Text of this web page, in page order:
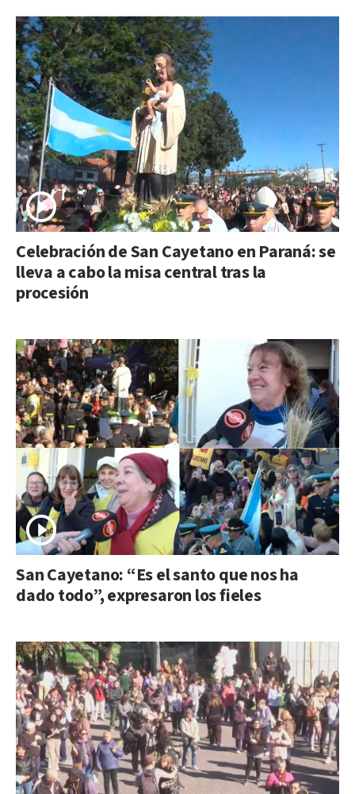
Celebración de San Cayetano en Paraná: se
lleva a cabo la misa central tras la
procesión
San Cayetano: “Es el santo que nos ha
dado todo”, expresaron los fieles